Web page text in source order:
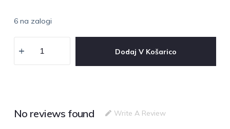
6 na zalogi
Dodaj V Košarico
No reviews found Write A Review